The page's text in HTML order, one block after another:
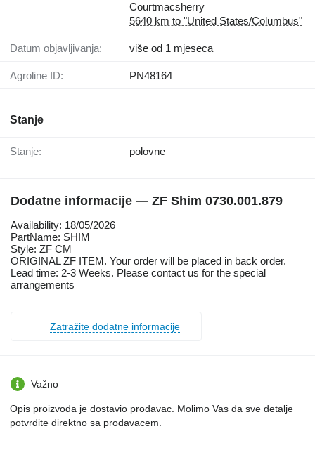
Courtmacsherry
5640 km to "United States/Columbus"
Datum objavljivanja: više od 1 mjeseca
Agroline ID: PN48164
Stanje
Stanje: polovne
Dodatne informacije — ZF Shim 0730.001.879
Availability: 18/05/2026
PartName: SHIM
Style: ZF CM
ORIGINAL ZF ITEM. Your order will be placed in back order.
Lead time: 2-3 Weeks. Please contact us for the special
arrangements
Zatražite dodatne informacije
Važno
Opis proizvoda je dostavio prodavac. Molimo Vas da sve detalje
potvrdite direktno sa prodavacem.